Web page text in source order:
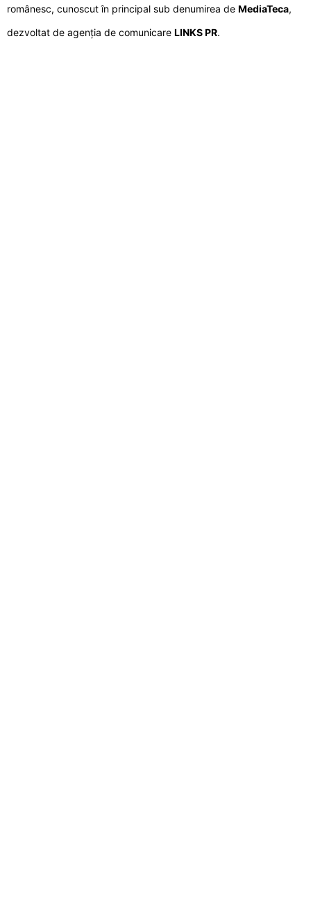
românesc, cunoscut în principal sub denumirea de MediaTeca,
dezvoltat de agenția de comunicare LINKS PR.